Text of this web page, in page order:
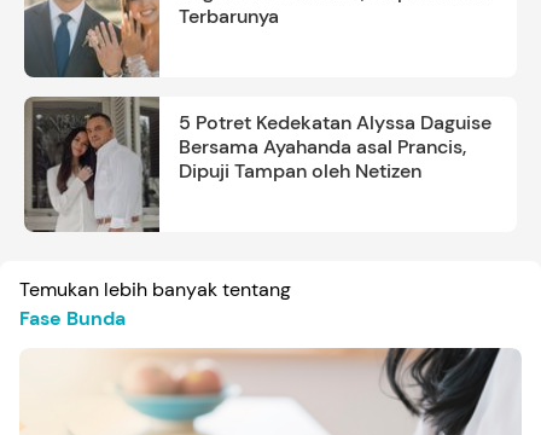
Terbarunya
5 Potret Kedekatan Alyssa Daguise
Bersama Ayahanda asal Prancis,
Dipuji Tampan oleh Netizen
Temukan lebih banyak tentang
Fase Bunda